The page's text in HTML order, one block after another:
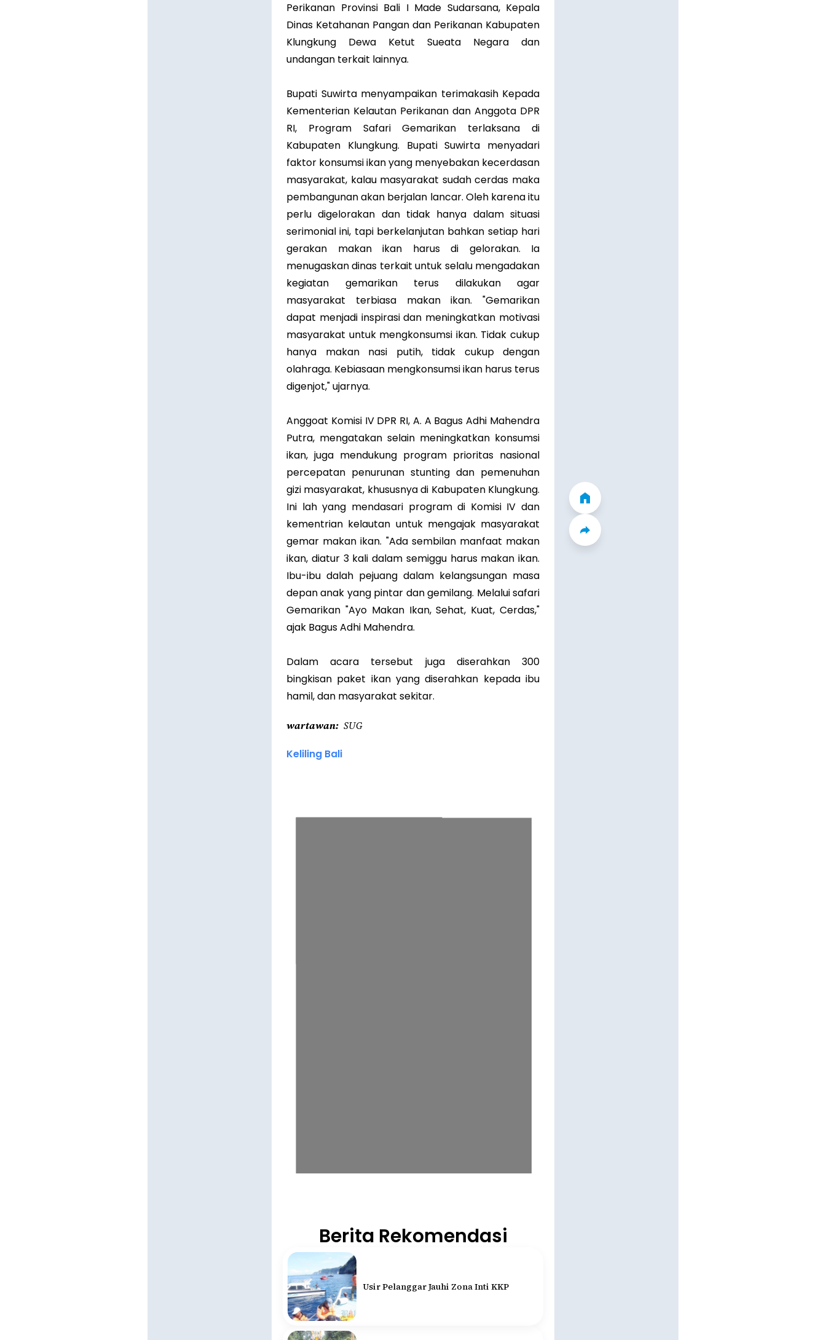
Perikanan Provinsi Bali I Made Sudarsana, Kepala
Dinas Ketahanan Pangan dan Perikanan Kabupaten
Klungkung Dewa Ketut Sueata Negara dan
undangan terkait lainnya.
Bupati Suwirta menyampaikan terimakasih Kepada
Kementerian Kelautan Perikanan dan Anggota DPR
RI, Program Safari Gemarikan terlaksana di
Kabupaten Klungkung. Bupati Suwirta menyadari
faktor konsumsi ikan yang menyebakan kecerdasan
masyarakat, kalau masyarakat sudah cerdas maka
pembangunan akan berjalan lancar. Oleh karena itu
perlu digelorakan dan tidak hanya dalam situasi
serimonial ini, tapi berkelanjutan bahkan setiap hari
gerakan makan ikan harus di gelorakan. Ia
menugaskan dinas terkait untuk selalu mengadakan
kegiatan gemarikan terus dilakukan agar
masyarakat terbiasa makan ikan. "Gemarikan
dapat menjadi inspirasi dan meningkatkan motivasi
masyarakat untuk mengkonsumsi ikan. Tidak cukup
hanya makan nasi putih, tidak cukup dengan
olahraga. Kebiasaan mengkonsumsi ikan harus terus
digenjot," ujarnya.
Anggoat Komisi IV DPR RI, A. A Bagus Adhi Mahendra
Putra, mengatakan selain meningkatkan konsumsi
ikan, juga mendukung program prioritas nasional
percepatan penurunan stunting dan pemenuhan
gizi masyarakat, khususnya di Kabupaten Klungkung.
Ini lah yang mendasari program di Komisi IV dan
kementrian kelautan untuk mengajak masyarakat
gemar makan ikan. "Ada sembilan manfaat makan
ikan, diatur 3 kali dalam semiggu harus makan ikan.
Ibu-ibu dalah pejuang dalam kelangsungan masa
depan anak yang pintar dan gemilang. Melalui safari
Gemarikan "Ayo Makan Ikan, Sehat, Kuat, Cerdas,"
ajak Bagus Adhi Mahendra.
Dalam acara tersebut juga diserahkan 300
bingkisan paket ikan yang diserahkan kepada ibu
hamil, dan masyarakat sekitar.
wartawan SUG
Keliling Bali
Berita Rekomendasi
Usir Pelanggar Jauhi Zona Inti KKP